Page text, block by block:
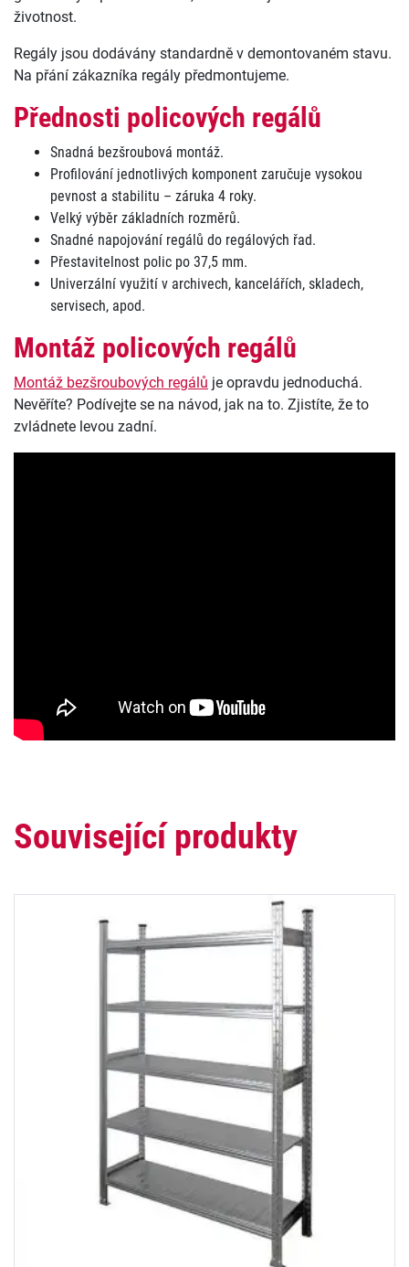
životnost.
Regály jsou dodávány standardně v demontovaném stavu.
Na přání zákazníka regály předmontujeme.
Přednosti policových regálů
Snadná bezšroubová montáž.
Profilování jednotlivých komponent zaručuje vysokou
pevnost a stabilitu – záruka 4 roky.
Velký výběr základních rozměrů.
Snadné napojování regálů do regálových řad.
Přestavitelnost polic po 37,5 mm.
Univerzální využití v archivech, kancelářích, skladech,
servisech, apod.
Montáž policových regálů
Montáž bezšroubových regálů je opravdu jednoduchá.
Nevěříte? Podívejte se na návod, jak na to. Zjistíte, že to
zvládnete levou zadní.
Související produkty